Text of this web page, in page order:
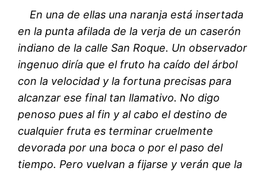
En una de ellas una naranja está insertada
en la punta afilada de la verja de un caserón
indiano de la calle San Roque. Un observador
ingenuo diría que el fruto ha caído del árbol
con la velocidad y la fortuna precisas para
alcanzar ese final tan llamativo. No digo
penoso pues al fin y al cabo el destino de
cualquier fruta es terminar cruelmente
devorada por una boca o por el paso del
tiempo. Pero vuelvan a fijarse y verán que la